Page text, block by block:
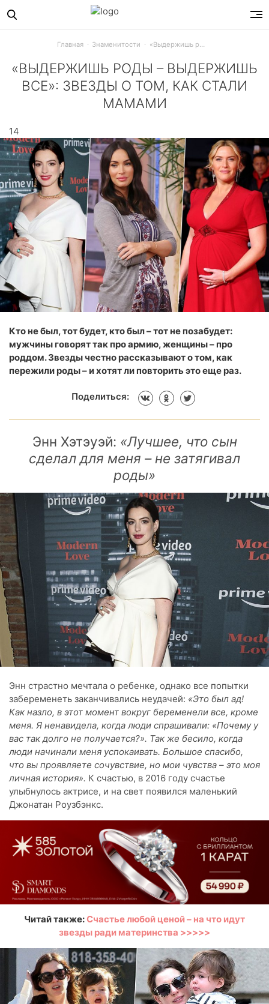
Главная Знаменитости
«ВЫДЕРЖИШЬ РОДЫ – ВЫДЕРЖИШЬ
ВСЕ»: ЗВЕЗДЫ О ТОМ, КАК СТАЛИ
МАМАМИ
«Выдержишь роды – выдержишь все», - считает Кейт
14
Кто не был, тот будет, кто был – тот не позабудет:
мужчины говорят так про армию, женщины – про
роддом. Звезды честно рассказывают о том, как
пережили роды – и хотят ли повторить это еще раз.
Поделиться:
Энн Хэтэуэй: «Лучшее, что сын
сделал для меня – не затягивал
роды»
Энн страстно мечтала о ребенке, однако все попытки
забеременеть заканчивались неудачей: «Это был ад!
Как назло, в этот момент вокруг беременели все, кроме
меня. Я ненавидела, когда люди спрашивали: «Почему у
вас так долго не получается?». Так же бесило, когда
люди начинали меня успокаивать. Большое спасибо,
что вы проявляете сочувствие, но мои чувства – это моя
личная история». К счастью, в 2016 году счастье
улыбнулось актрисе, и на свет появился маленький
Джонатан Роузбэнкс.
Читай также:Счастье любой ценой– на что идут
звезды ради материнства >>>>>